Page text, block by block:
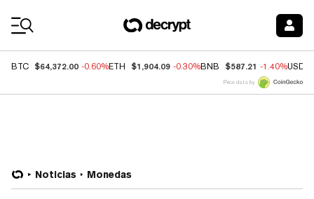
BTC $64,372.00 -0.60%ETH $1,904.09 -0.30%BNB $587.21 -1.40%USDC
Price data by
Noticias Monedas